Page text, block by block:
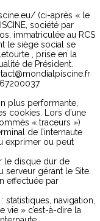
(ci-après « le
société par
immatriculée au RCS
le siège social se
, prise en la
de Président.
plus performante,
cookies. Lors d’une
« traceurs »)
de l’internaute
exprimer ou peut
le disque dur de
serveur gérant le Site.
effectuée par
statistiques, navigation,
vie » c’est-à-dire la